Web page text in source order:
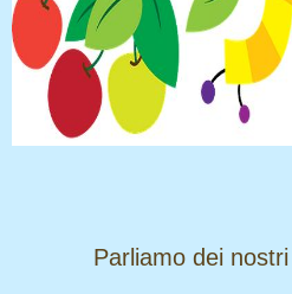
​​​​​​​Parliamo dei